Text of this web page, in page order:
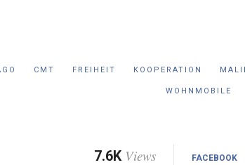
CMT FREIHEIT KOOPERATION
WOHNMOBILE
7.6K Views FACEBOOK